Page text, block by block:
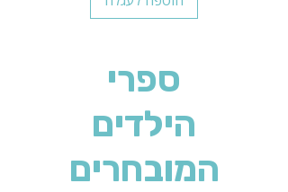
ספרי
הילדים
המובחרים